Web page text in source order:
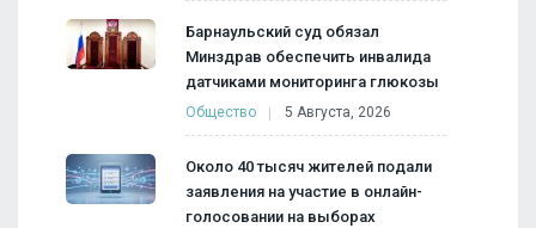
Барнаульский суд обязал
Минздрав обеспечить инвалида
датчиками мониторинга глюкозы
Общество 5 Августа, 2026
Около 40 тысяч жителей подали
заявления на участие в онлайн-
голосовании на выборах